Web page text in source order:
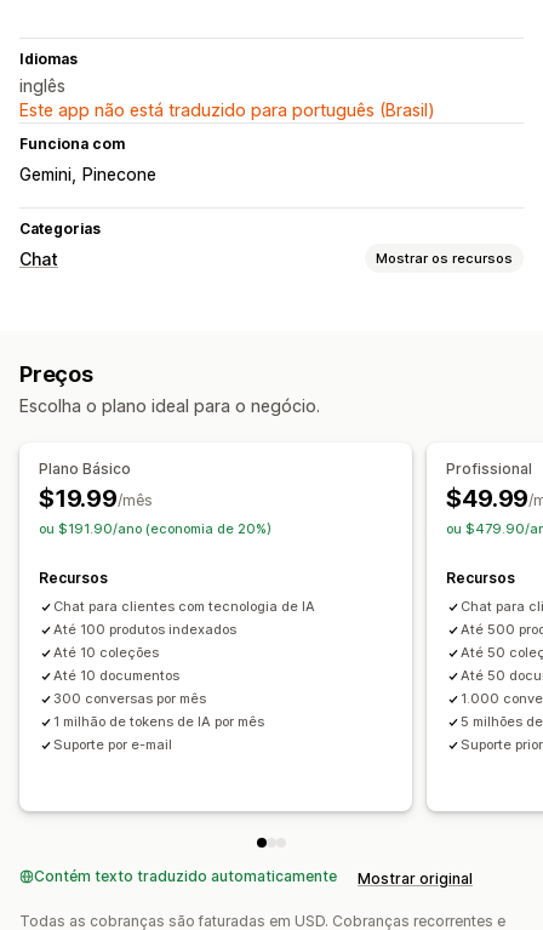
Idiomas
inglês
Este app não está traduzido para português (Brasil)
Funciona com
Gemini Pinecone
Categorias
Chat Mostrar os recursos
Insights sobre os clientes
Respostas rápidas
Personalização
Marcação com tag Atribuição de chat Avatar do agente
Preços
Escolha o plano ideal para o negócio.
Plano Básico
$19.99/mês
ou $191.90/ano (economia de 20%)
Recursos
Chat para clientes com tecnologia de IA
Até 100 produtos indexados
Até 10 coleções
Até 10 documentos
300 conversas por mês
1 milhão de tokens de IA por mês
Suporte por e-mail
Profissional
$49.99/
ou $479.90/
Recursos
Chat para
Até 500
Até 50
Até 50
1.000
5 milhões
Suporte
Contém texto traduzido automaticamente Mostrar original
Todas as cobranças são faturadas em USD. Cobranças recorrentes e